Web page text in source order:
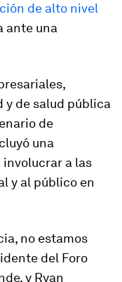
de alto nivel
ante una
y de salud pública
de
una
a las
y al público en
no estamos
del Foro
y Ryan